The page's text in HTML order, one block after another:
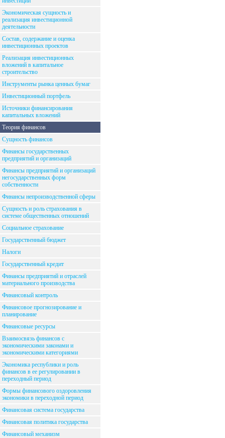
Экономическая сущность и
реализация инвестиционной
деятельности
Состав, содержание и оценка
инвестиционных проектов
Реализация инвестиционных
вложений в капитальное
строительство
Инструменты рынка ценных бумаг
Инвестиционный портфель
Источники финансирования
капитальных вложений
Теория финансов
Сущность финансов
Финансы государственных
предприятий и организаций
Финансы предприятий и организаций
негосударственных форм
собственности
Финансы непроизводственной сферы
Сущность и роль страхования в
системе общественных отношений
Социальное страхование
Государственный бюджет
Налоги
Государственный кредит
Финансы предприятий и отраслей
материального производства
Финансовый контроль
Финансовое прогнозирование и
планирование
Финансовые ресурсы
Взаимосвязь финансов с
экономическими законами и
экономическими категориями
Экономика республики и роль
финансов в ее регулировании в
переходный период
Формы финансового оздоровления
экономики в переходной период
Финансовая система государства
Финансовая политика государства
Финансовый механизм